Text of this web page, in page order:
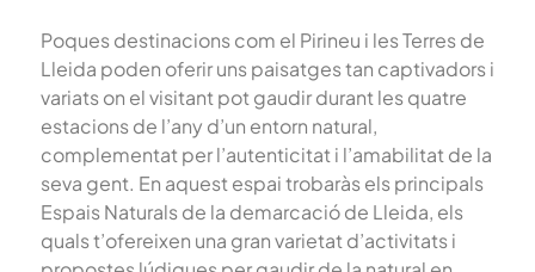
Poques destinacions com el Pirineu i les Terres de
Lleida poden oferir uns paisatges tan captivadors i
variats on el visitant pot gaudir durant les quatre
estacions de l’any d’un entorn natural,
complementat per l’autenticitat i l’amabilitat de la
seva gent. En aquest espai trobaràs els principals
Espais Naturals de la demarcació de Lleida, els
quals t’ofereixen una gran varietat d’activitats i